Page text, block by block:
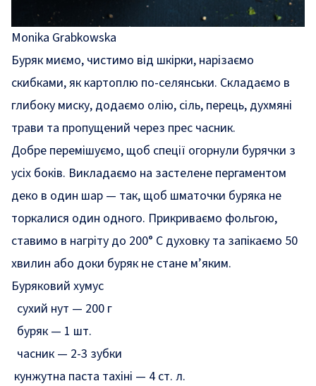
Monika Grabkowska
Буряк миємо, чистимо від шкірки, нарізаємо
скибками, як картоплю по-селянськи. Складаємо в
глибоку миску, додаємо олію, сіль, перець, духмяні
трави та пропущений через прес часник.
Добре перемішуємо, щоб спеції огорнули бурячки з
усіх боків. Викладаємо на застелене пергаментом
деко в один шар — так, щоб шматочки буряка не
торкалися один одного. Прикриваємо фольгою,
ставимо в нагріту до 200° C духовку та запікаємо 50
хвилин або доки буряк не стане м’яким.
Буряковий хумус
сухий нут — 200 г
буряк — 1 шт.
часник — 2-3 зубки
кунжутна паста тахіні — 4 ст. л.